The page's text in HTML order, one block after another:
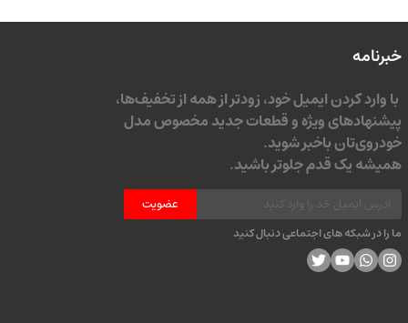
خبرنامه
با وارد کردن ایمیل خود، زودتر از همه از تخفیف‌ها،
پیشنهادهای ویژه و قطعات جدید مخصوص مدل
خودروی‌تان باخبر شوید.
همیشه یک قدم جلوتر باشید.
عضویت
ما را در شبکه های اجتماعی دنبال کنید